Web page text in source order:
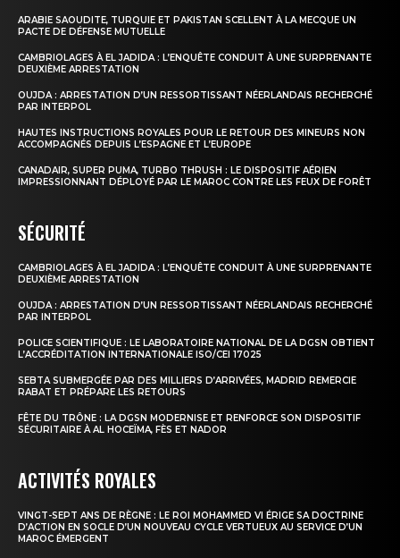
ARABIE SAOUDITE, TURQUIE ET PAKISTAN SCELLENT À LA MECQUE UN
PACTE DE DÉFENSE MUTUELLE
CAMBRIOLAGES À EL JADIDA : L’ENQUÊTE CONDUIT À UNE SURPRENANTE
DEUXIÈME ARRESTATION
OUJDA : ARRESTATION D’UN RESSORTISSANT NÉERLANDAIS RECHERCHÉ
PAR INTERPOL
HAUTES INSTRUCTIONS ROYALES POUR LE RETOUR DES MINEURS NON
ACCOMPAGNÉS DEPUIS L’ESPAGNE ET L’EUROPE
CANADAIR, SUPER PUMA, TURBO THRUSH : LE DISPOSITIF AÉRIEN
IMPRESSIONNANT DÉPLOYÉ PAR LE MAROC CONTRE LES FEUX DE FORÊT
SÉCURITÉ
CAMBRIOLAGES À EL JADIDA : L’ENQUÊTE CONDUIT À UNE SURPRENANTE
DEUXIÈME ARRESTATION
OUJDA : ARRESTATION D’UN RESSORTISSANT NÉERLANDAIS RECHERCHÉ
PAR INTERPOL
POLICE SCIENTIFIQUE : LE LABORATOIRE NATIONAL DE LA DGSN OBTIENT
L’ACCRÉDITATION INTERNATIONALE ISO/CEI 17025
SEBTA SUBMERGÉE PAR DES MILLIERS D’ARRIVÉES, MADRID REMERCIE
RABAT ET PRÉPARE LES RETOURS
FÊTE DU TRÔNE : LA DGSN MODERNISE ET RENFORCE SON DISPOSITIF
SÉCURITAIRE À AL HOCEÏMA, FÈS ET NADOR
ACTIVITÉS ROYALES
VINGT-SEPT ANS DE RÈGNE : LE ROI MOHAMMED VI ÉRIGE SA DOCTRINE
D’ACTION EN SOCLE D’UN NOUVEAU CYCLE VERTUEUX AU SERVICE D’UN
MAROC ÉMERGENT